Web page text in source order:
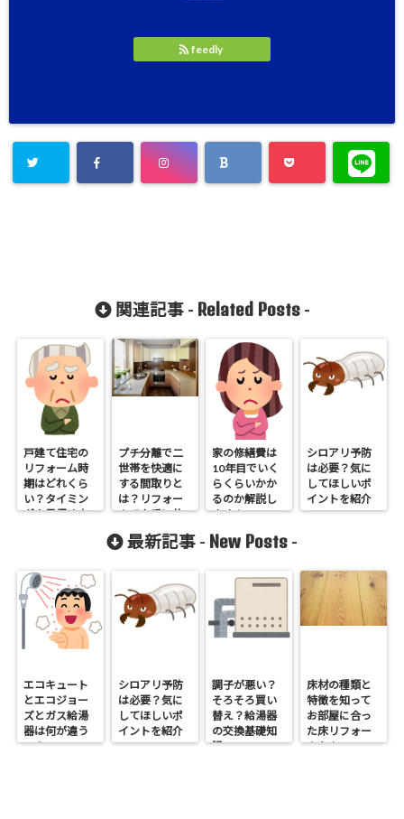
feedly
関連記事 - Related Posts-
戸建て住宅の
リフォーム時
期はどれくら
い？タイミン
グや見極め方
プチ分離で二
世帯を快適に
する間取りと
は？リフォー
ムで上手に共
家の修繕費は
10年目でいく
らくらいかか
るのか解説し
ます！
シロアリ予防
は必要？気に
してほしいポ
イントを紹介
最新記事 - New Posts -
エコキュート
とエコジョー
ズとガス給湯
器は何が違う
の？
シロアリ予防
は必要？気に
してほしいポ
イントを紹介
調子が悪い？
そろそろ買い
替え？給湯器
の交換基礎知
識
床材の種類と
特徴を知って
お部屋に合っ
た床リフォー
ムを！